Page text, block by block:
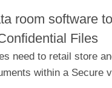
room software to
Files
need to retail store
within a Secure